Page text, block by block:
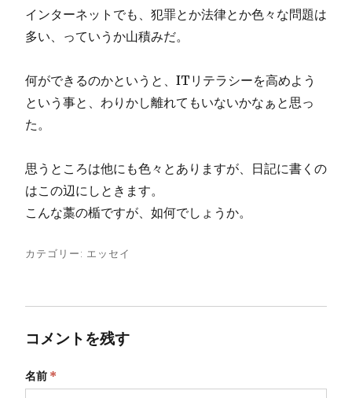
インターネットでも、犯罪とか法律とか色々な問題は
多い、っていうか山積みだ。
何ができるのかというと、ITリテラシーを高めよう
という事と、わりかし離れてもいないかなぁと思っ
た。
思うところは他にも色々とありますが、日記に書くの
はこの辺にしときます。
こんな藁の楯ですが、如何でしょうか。
カテゴリー: エッセイ
コメントを残す
名前 *